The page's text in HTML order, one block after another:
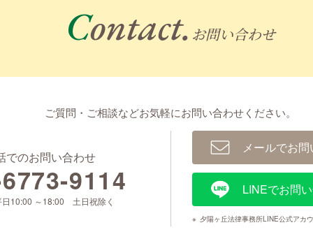
Contact. お問い合わせ
ご質問・ご相談などお気軽にお問い合わせください。
でのお問い合わせ
9114
日10:00 ～18:00 土日祝除く
メールでお
LINEでお問
※ 夕陽ヶ丘法律事務所LINE公式アカ